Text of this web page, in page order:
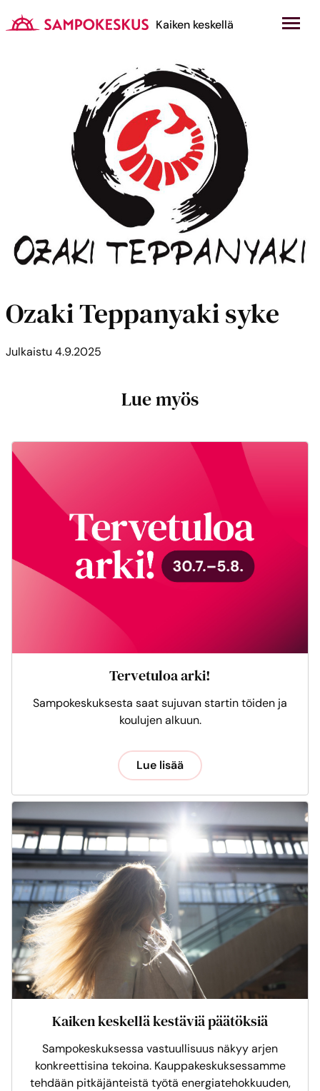
sisältöön
Kauppakeskus Sampokeskus
Kaiken keskellä
Ozaki Teppanyaki syke
Julkaistu 4.9.2025
Lue myös
Tervetuloa arki!
Sampokeskuksesta saat sujuvan startin töiden ja
koulujen alkuun.
Lue lisää
Kaiken keskellä kestäviä päätöksiä
Sampokeskuksessa vastuullisuus näkyy arjen
konkreettisina tekoina. Kauppakeskuksessamme
tehdään pitkäjänteistä työtä energiatehokkuuden,